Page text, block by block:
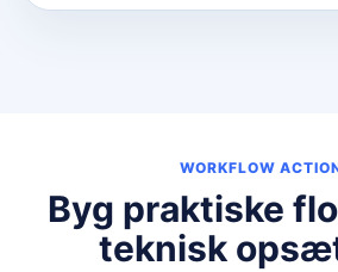
WORKFLOW
Byg praktiske
teknisk